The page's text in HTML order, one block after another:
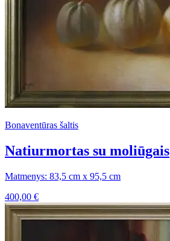
Bonaventūras šaltis
Natiurmortas su moliūgais
Matmenys: 83,5 cm x 95,5 cm
400,00 €